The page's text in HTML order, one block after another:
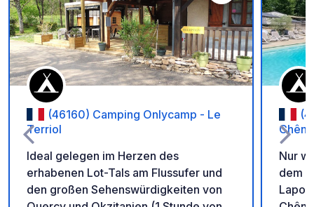
Zu Ihren Favoriten
(46160) Camping Onlycamp - Le
Terriol
Ideal gelegen im Herzen des
erhabenen Lot-Tals am Flussufer und
den großen Sehenswürdigkeiten von
Nur
dem